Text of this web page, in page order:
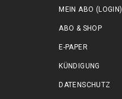
MEIN ABO (LOGIN)
ABO & SHOP
E-PAPER
KÜNDIGUNG
DATENSCHUTZ